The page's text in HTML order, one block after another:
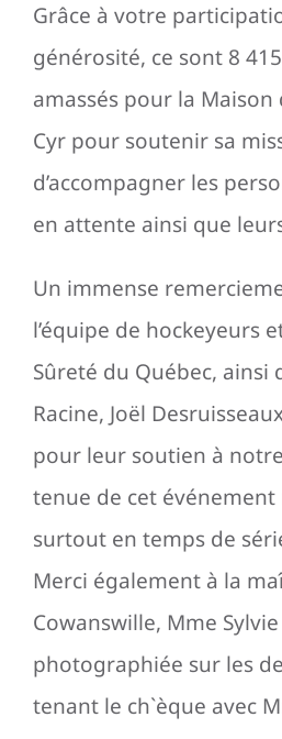
Grâce à votre
générosité, ce sont 8
amassés pour la Maison
Cyr pour soutenir sa
d’accompagner les
en attente ainsi que
Un immense
l’équipe de hockeyeurs
Sûreté du Québec, ainsi
Racine, Joël
pour leur soutien à
tenue de cet événement
surtout en temps de
Merci également à la
Cowanswille, Mme
photographiée sur les
tenant le ch`èque avec